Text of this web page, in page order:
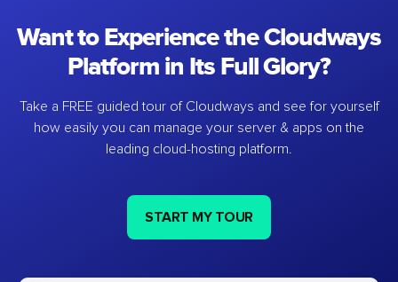
Want to Experience the Cloudways
Platform in Its Full Glory?
Take a FREE guided tour of Cloudways and see for yourself
how easily you can manage your server & apps on the
leading cloud-hosting platform.
START MY TOUR